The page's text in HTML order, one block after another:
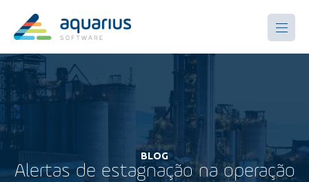
BLOG
Alertas de estagnação na operação